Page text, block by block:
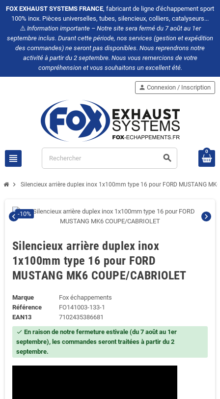
FOX EXHAUST SYSTEMS FRANCE, fabricant de ligne d'échappement sport
100% inox. Pièces universelles, tubes, silencieux, colliers, catalyseurs...
⚠️Information importante – Notre site sera fermé du 7 août au 1er
septembre inclus. Durant cette période, nos services (gestion et expédition
des commandes) ne seront pas disponibles. Nous reprendrons notre
activité à partir du 2 septembre. Nous vous remercions de votre
compréhension et vous souhaitons un excellent été.
view_headline search
person Connexion / Inscription
0
chevron_right Silencieux arrière duplex inox 1x100mm type 16 pour FORD MUSTANG MK6
chevron_left chevron_right
-10%
Silencieux arrière duplex inox
1x100mm type 16 pour FORD
MUSTANG MK6 COUPE/CABRIOLET
Marque
Fox échappements
Référence
FO141003-133-1
EAN13
7102435386681
check En raison de notre fermeture estivale (du 7 août au 1er
septembre), les commandes seront traitées à partir du 2
septembre.